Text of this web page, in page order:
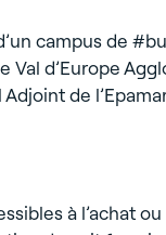
campus de
d’Europe
de
à l’achat